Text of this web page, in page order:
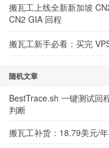
搬瓦工上线全新新加坡
CN2 GIA 回程
搬瓦工新手必看：买完
随机文章
BestTrace.sh 一键测试回
判断
搬瓦工补货：18.79美元/